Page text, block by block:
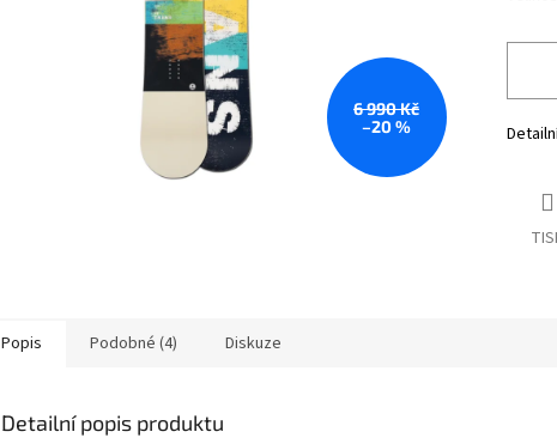
6 990 Kč
–20 %
Popis Podobné (4) Diskuze
Detailní popis produktu